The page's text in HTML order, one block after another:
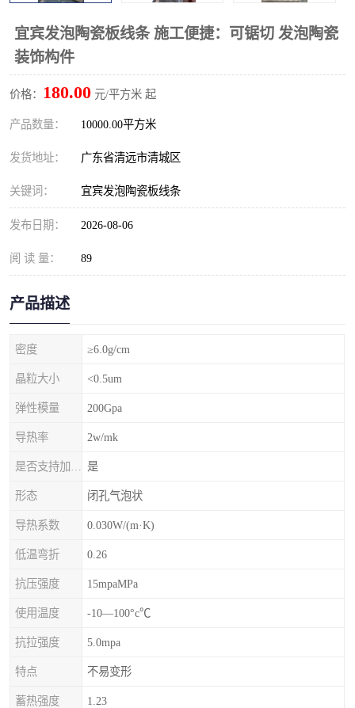
宜宾发泡陶瓷板线条 施工便捷：可锯切 发泡陶瓷
装饰构件
价格： 180.00 元/平方米 起
产品数量： 10000.00平方米
发货地址： 广东省清远市清城区
关键词： 宜宾发泡陶瓷板线条
发布日期： 2026-08-06
阅 读 量： 89
产品描述
密度 ≥6.0g/cm
晶粒大小 <0.5um
弹性模量 200Gpa
导热率 2w/mk
是
形态 闭孔气泡状
导热系数 0.030W/(m·K)
低温弯折 0.26
抗压强度 15mpaMPa
使用温度 -10—100°c℃
抗拉强度 5.0mpa
特点 不易变形
蓄热强度 1.23